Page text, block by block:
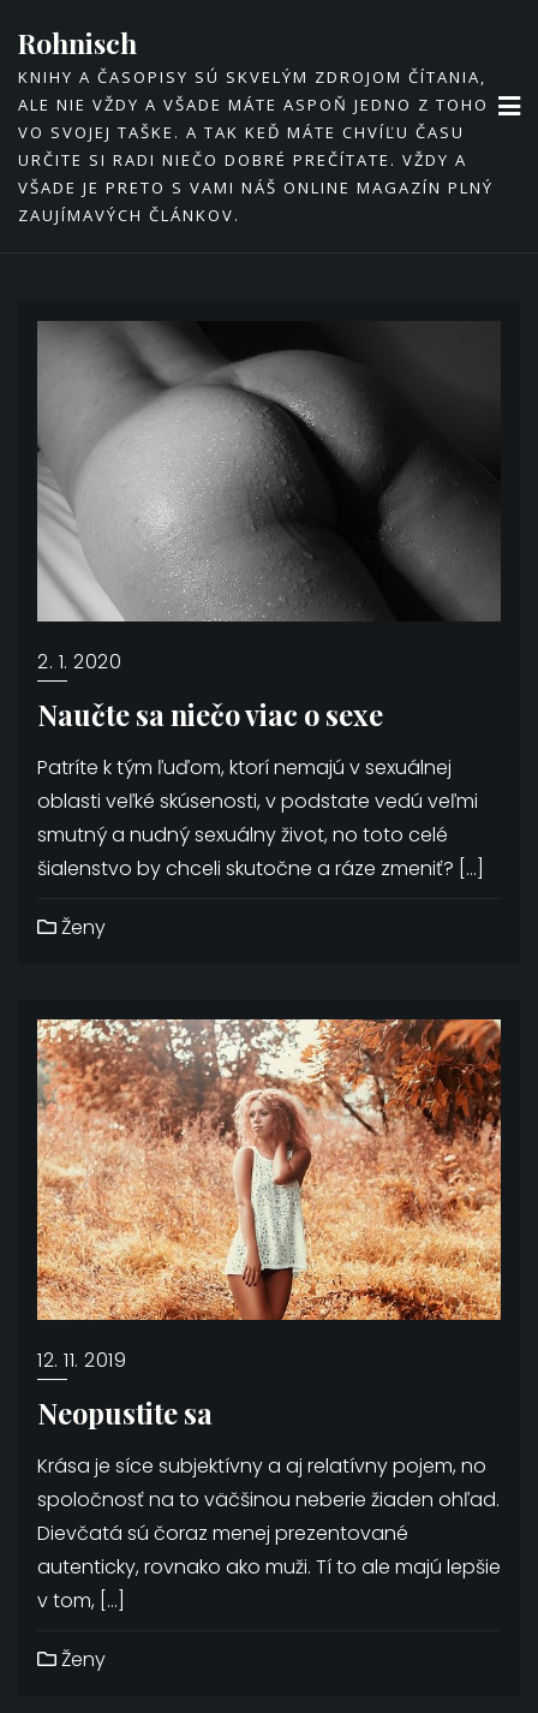
to
content
Rohnisch
KNIHY A ČASOPISY SÚ SKVELÝM ZDROJOM ČÍTANIA,
ALE NIE VŽDY A VŠADE MÁTE ASPOŇ JEDNO Z TOHO
VO SVOJEJ TAŠKE. A TAK KEĎ MÁTE CHVÍĽU ČASU
URČITE SI RADI NIEČO DOBRÉ PREČÍTATE. VŽDY A
VŠADE JE PRETO S VAMI NÁŠ ONLINE MAGAZÍN PLNÝ
ZAUJÍMAVÝCH ČLÁNKOV.
2. 1. 2020
Naučte sa niečo viac o sexe
Patríte k tým ľuďom, ktorí nemajú v sexuálnej
oblasti veľké skúsenosti, v podstate vedú veľmi
smutný a nudný sexuálny život, no toto celé
šialenstvo by chceli skutočne a ráze zmeniť? […]
Ženy
12. 11. 2019
Neopustite sa
Krása je síce subjektívny a aj relatívny pojem, no
spoločnosť na to väčšinou neberie žiaden ohľad.
Dievčatá sú čoraz menej prezentované
autenticky, rovnako ako muži. Tí to ale majú lepšie
v tom, […]
Ženy